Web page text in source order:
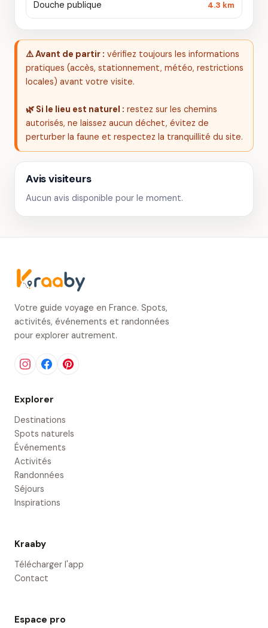
Douche publique 4.3 km
⚠️ Avant de partir : vérifiez toujours les informations
pratiques (accès, stationnement, météo, restrictions
locales) avant votre visite.
🌿 Si le lieu est naturel : restez sur les chemins
autorisés, ne laissez aucun déchet, évitez de
perturber la faune et respectez la tranquillité du site.
Avis visiteurs
Aucun avis disponible pour le moment.
Votre guide voyage en France. Spots,
activités, événements et randonnées
pour explorer autrement.
Explorer
Destinations
Spots naturels
Événements
Activités
Randonnées
Séjours
Inspirations
Kraaby
Télécharger l'app
Contact
Espace pro